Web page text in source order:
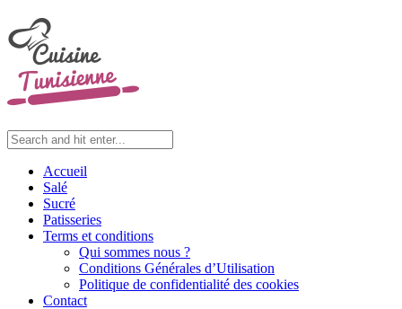
Accueil
Salé
Sucré
Patisseries
Terms et conditions
Qui sommes nous ?
Conditions Générales d’Utilisation
Politique de confidentialité des cookies
Contact